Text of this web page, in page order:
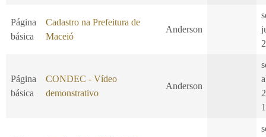
Página
básica
Cadastro na Prefeitura de
Maceió
Anderson
Página
básica
CONDEC - Vídeo
demonstrativo
Anderson